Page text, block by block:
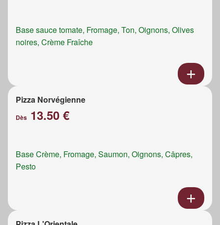
Base sauce tomate, Fromage, Ton, Oignons, Olives
noires, Crème Fraîche
Pizza Norvégienne
Dès 13.50 €
Base Crème, Fromage, Saumon, Oignons, Câpres,
Pesto